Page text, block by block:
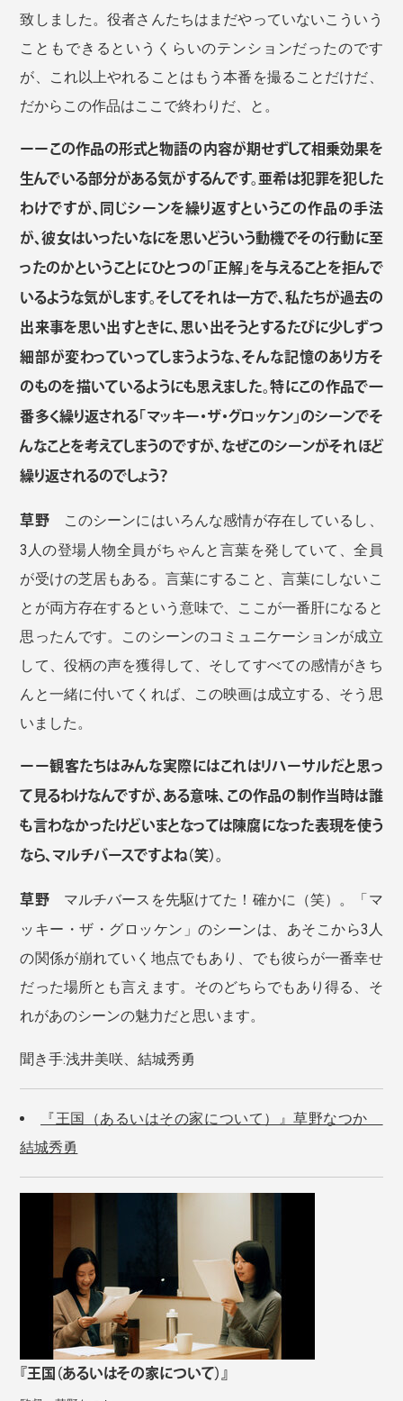
致しました。役者さんたちはまだやっていないこういう
こともできるというくらいのテンションだったのです
が、これ以上やれることはもう本番を撮ることだけだ、
だからこの作品はここで終わりだ、と。
ーーこの作品の形式と物語の内容が期せずして相乗効果を
生んでいる部分がある気がするんです。亜希は犯罪を犯した
わけですが、同じシーンを繰り返すというこの作品の手法
が、彼女はいったいなにを思いどういう動機でその行動に至
ったのかということにひとつの「正解」を与えることを拒んで
いるような気がします。そしてそれは一方で、私たちが過去の
出来事を思い出すときに、思い出そうとするたびに少しずつ
細部が変わっていってしまうような、そんな記憶のあり方そ
のものを描いているようにも思えました。特にこの作品で一
番多く繰り返される「マッキー・ザ・グロッケン」のシーンでそ
んなことを考えてしまうのですが、なぜこのシーンがそれほど
繰り返されるのでしょう？
草野このシーンにはいろんな感情が存在しているし、
3人の登場人物全員がちゃんと言葉を発していて、全員
が受けの芝居もある。言葉にすること、言葉にしないこ
とが両方存在するという意味で、ここが一番肝になると
思ったんです。このシーンのコミュニケーションが成立
して、役柄の声を獲得して、そしてすべての感情がきち
んと一緒に付いてくれば、この映画は成立する、そう思
いました。
ーー観客たちはみんな実際にはこれはリハーサルだと思っ
て見るわけなんですが、ある意味、この作品の制作当時は誰
も言わなかったけどいまとなっては陳腐になった表現を使う
なら、マルチバースですよね（笑）。
草野マルチバースを先駆けてた！確かに（笑）。「マ
ッキー・ザ・グロッケン」のシーンは、あそこから3人
の関係が崩れていく地点でもあり、でも彼らが一番幸せ
だった場所とも言えます。そのどちらでもあり得る、そ
れがあのシーンの魅力だと思います。
聞き手:浅井美咲、結城秀勇
『王国（あるいはその家について）』草野なつか
結城秀勇
『王国（あるいはその家について）』